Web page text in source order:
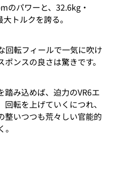
のパワーと、32.6kg・
トルクを誇る。
回転フィールで一気に吹け
ンスの良さは驚きです。
踏み込めば、迫力のVR6エ
転を上げていくにつれ、
整いつつも荒々しい官能的